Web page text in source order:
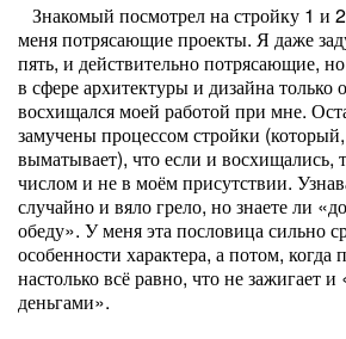
Знакомый посмотрел на стройку 1 и
меня потрясающие проекты. Я даже
пять, и действительно потрясающие,
в сфере архитектуры и дизайна только
восхищался моей работой при мне.
замучены процессом стройки
выматывает), что если и восхищались,
числом и не в моём присутствии.
случайно и вяло грело, но знаете ли
обеду». У меня эта пословица сильно
особенности характера, а потом, когда
настолько всё равно, что не зажигает
деньгами».